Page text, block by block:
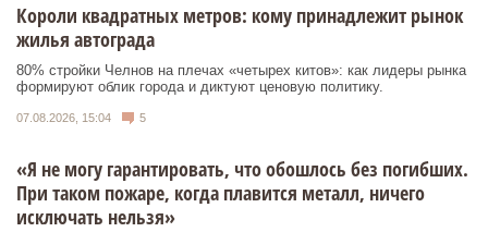
Короли квадратных метров: кому принадлежит рынок
жилья автограда
80% стройки Челнов на плечах «четырех китов»: как лидеры рынка
формируют облик города и диктуют ценовую политику.
07.08.2026, 15:04 5
«Я не могу гарантировать, что обошлось без погибших.
При таком пожаре, когда плавится металл, ничего
исключать нельзя»